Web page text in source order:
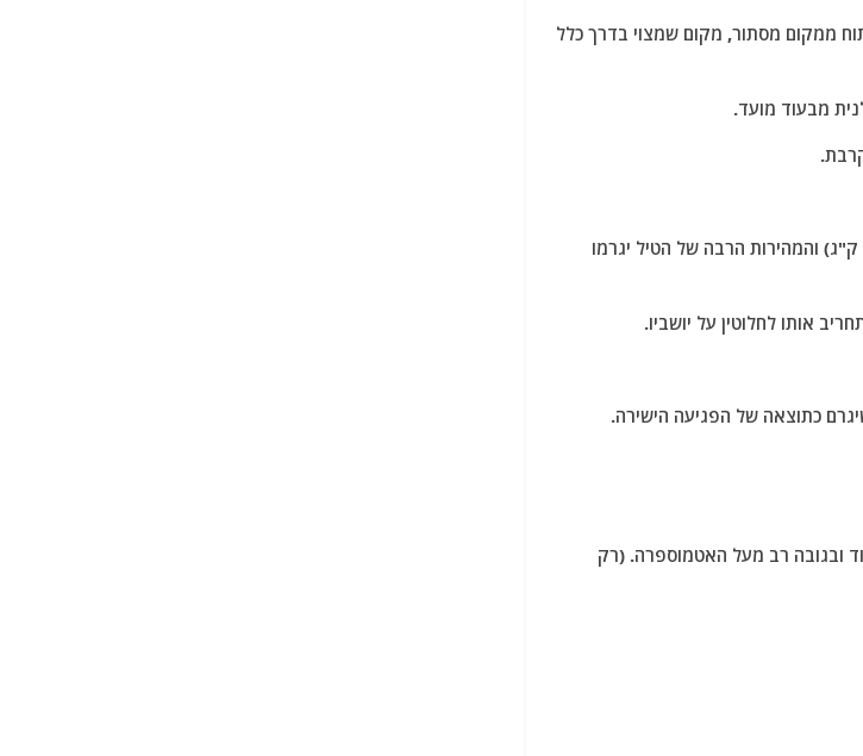
ממקום מסתור, מקום שמצוי בדרך כלל
מבעוד מועד.
2 ראש הנפץ של הטילים הבליסטים ארוכי הטווח כבד מאוד (החל ב 500 ועד 1500 ק"ג) והמהירות הרבה של הטיל יגרמו
אותו לחלוטין על יושביו.
כתוצאה של הפגיעה הישירה.
ובגובה רב מעל האטמוספרה. (רק